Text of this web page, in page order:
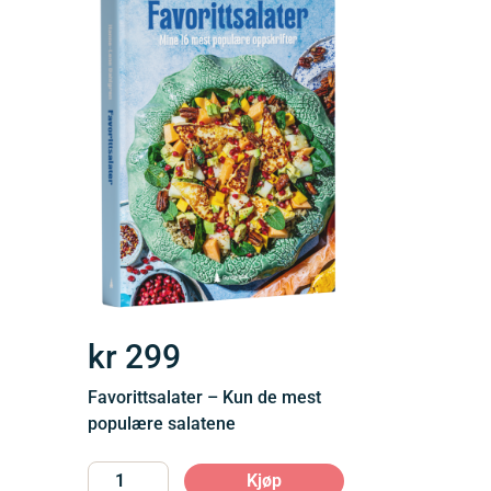
Favorittsalater – Kun de mest
populære salatene
kr 299
Kjøp